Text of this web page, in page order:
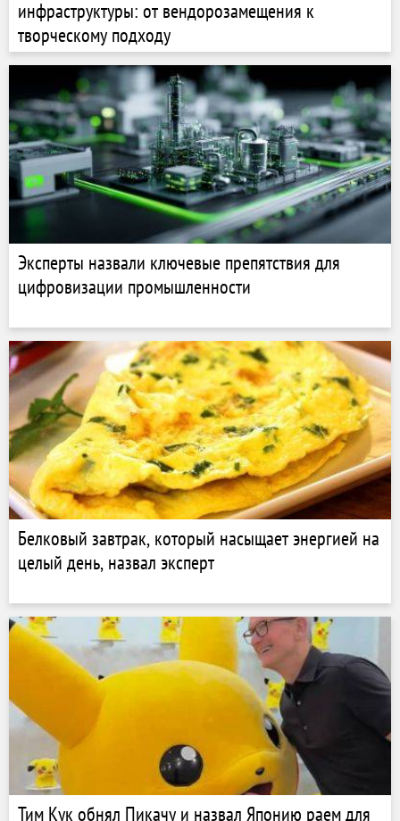
инфраструктуры: от вендорозамещения к
творческому подходу
Эксперты назвали ключевые препятствия для
цифровизации промышленности
Белковый завтрак, который насыщает энергией на
целый день, назвал эксперт
Тим Кук обнял Пикачу и назвал Японию раем для